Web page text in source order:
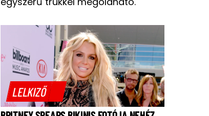
LELKIZŐ